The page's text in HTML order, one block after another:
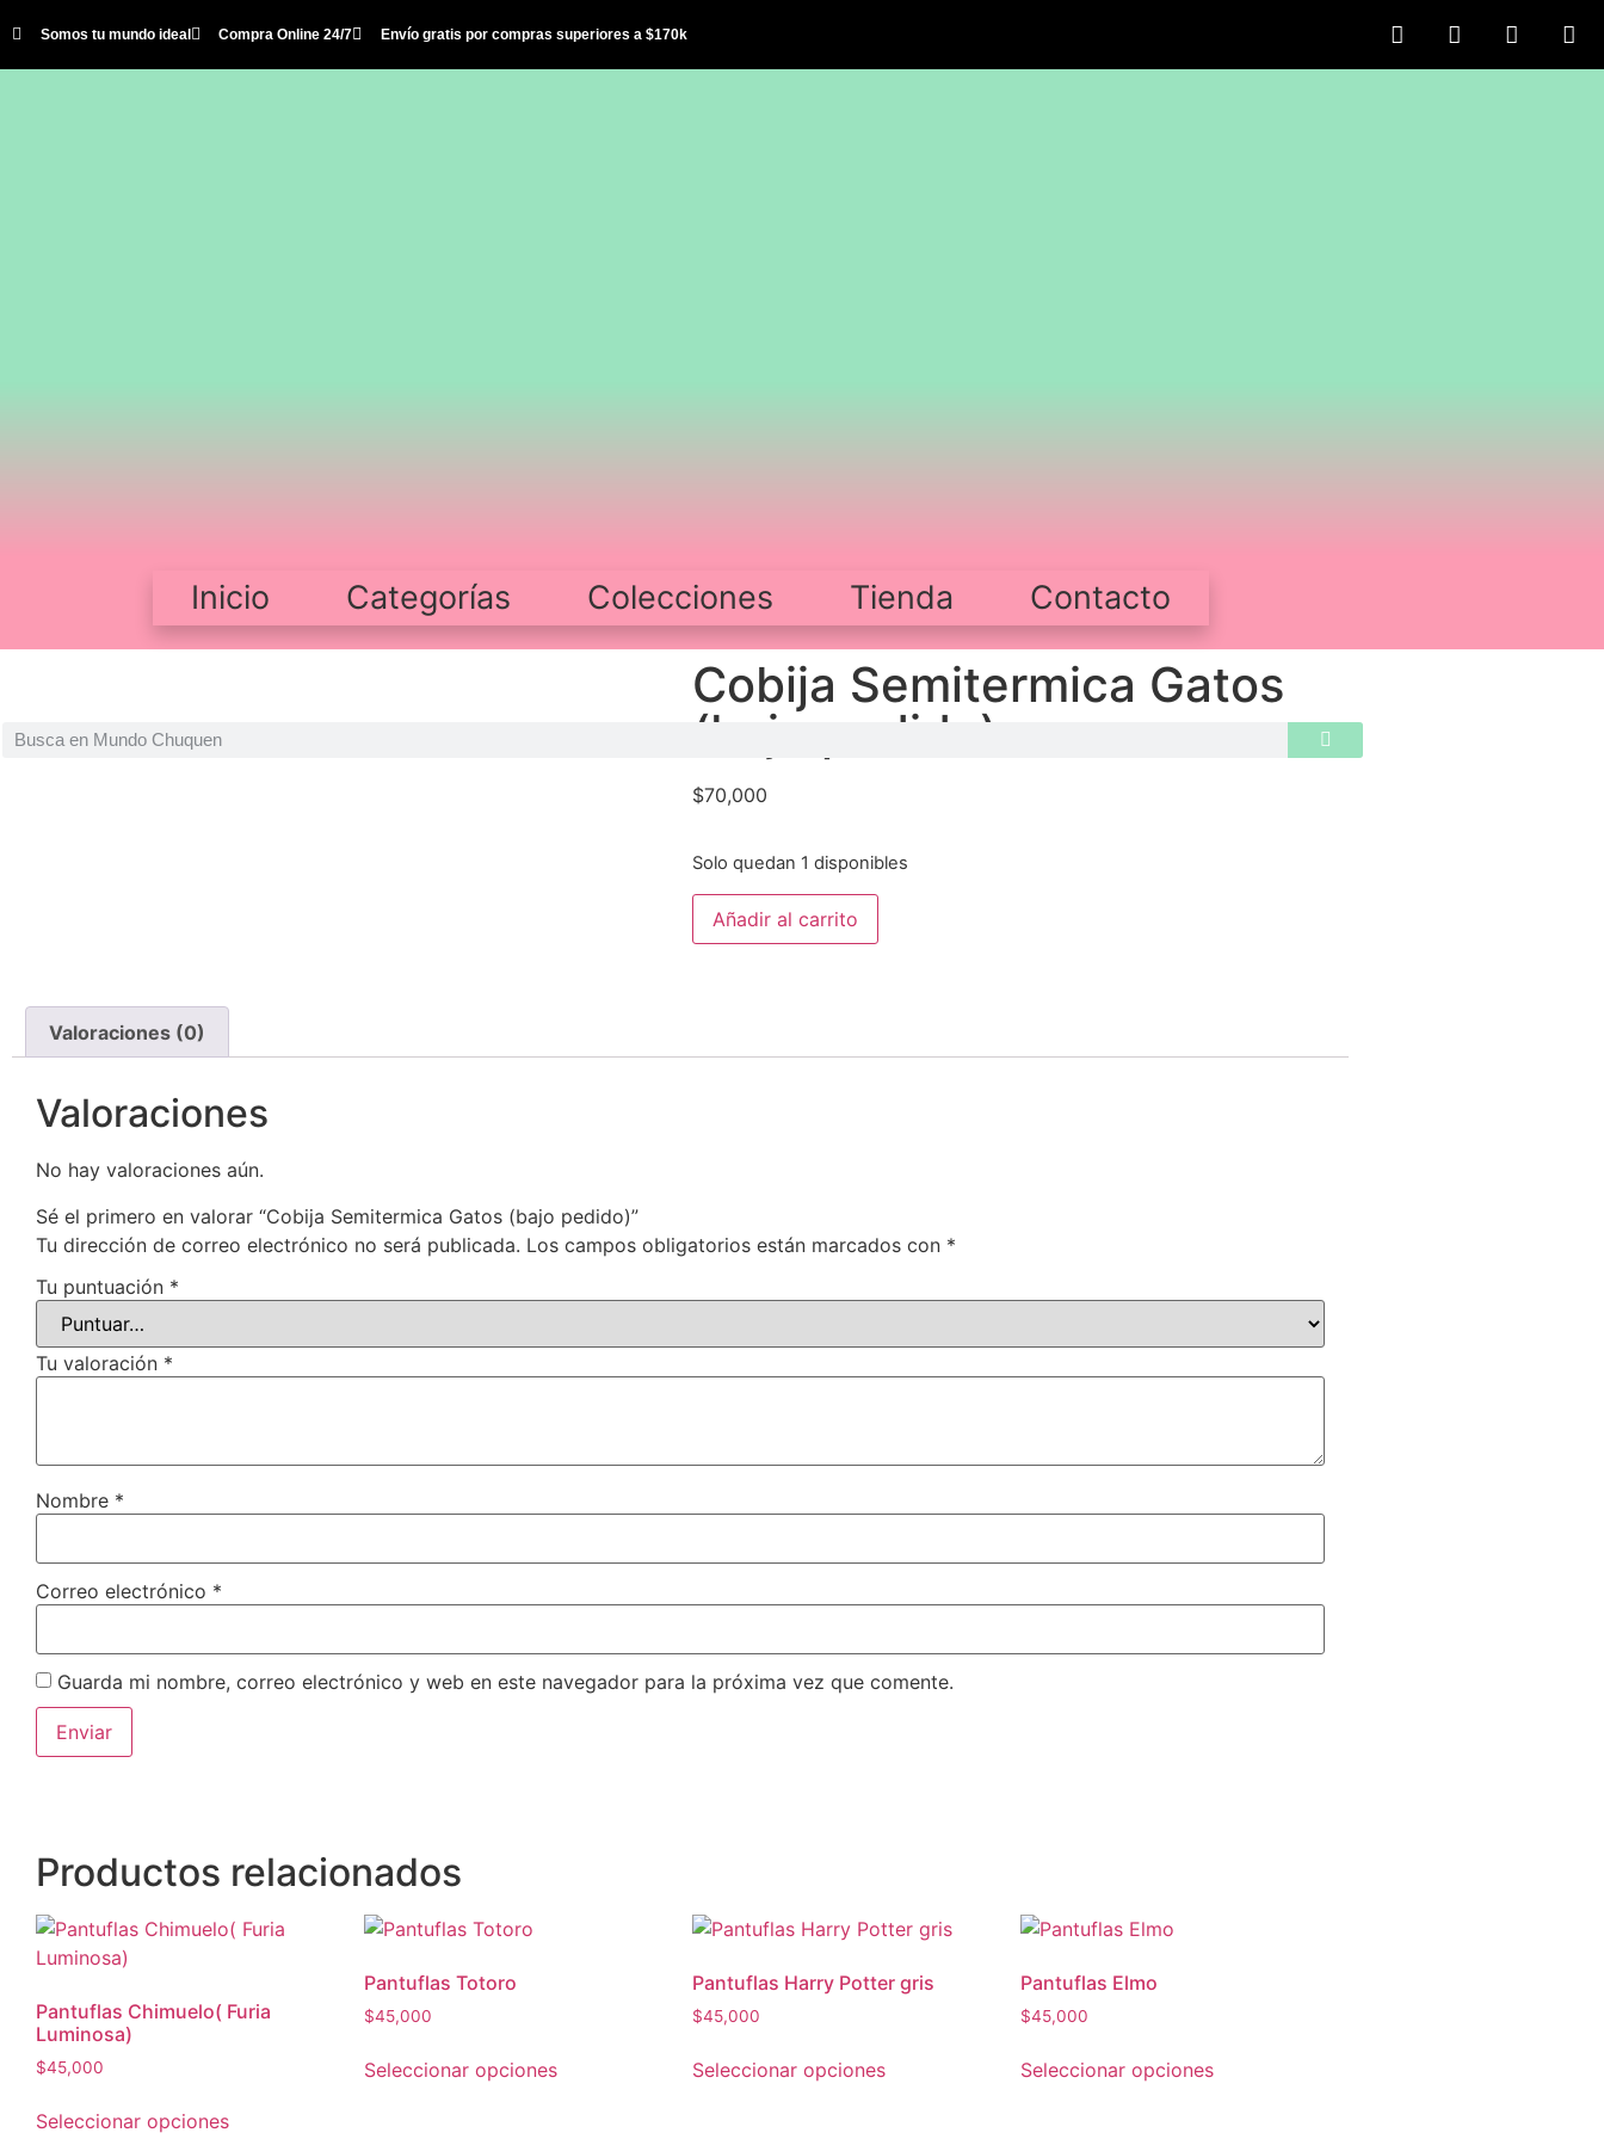
Somos tu mundo ideal Compra Online 24/7 Envío gratis por compras superiores a $170k
Inicio Categorías Colecciones Tienda Contacto
Cobija Semitermica Gatos
(bajo pedido)
$70,000
Solo quedan 1 disponibles
Añadir al carrito
Valoraciones (0)
Valoraciones
No hay valoraciones aún.
Sé el primero en valorar “Cobija Semitermica Gatos (bajo pedido)”
Tu dirección de correo electrónico no será publicada. Los campos obligatorios están marcados con *
Tu puntuación *
Tu valoración *
Nombre *
Correo electrónico *
Guarda mi nombre, correo electrónico y web en este navegador para la próxima vez que comente.
Productos relacionados
Pantuflas Chimuelo( Furia
Luminosa)
$45,000
Seleccionar opciones
Pantuflas Totoro
$45,000
Seleccionar opciones
Pantuflas Harry Potter gris
$45,000
Seleccionar opciones
Pantuflas Elmo
$45,000
Seleccionar opciones